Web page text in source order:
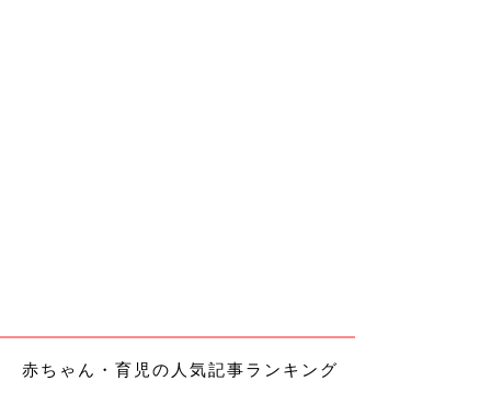
浮かせちゃえば水もきれるしスッキリ見えるし一石
二鳥！「吸盤付きコップ」
赤ちゃん・育児の人気記事ランキング